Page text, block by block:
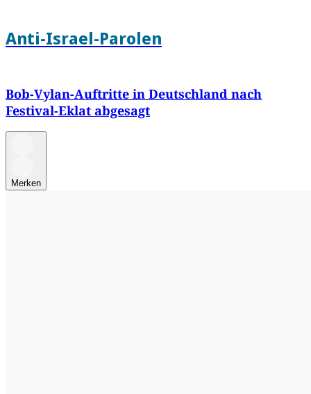
Anti-Israel-Parolen
Bob-Vylan-Auftritte in Deutschland nach
Festival-Eklat abgesagt
Merken